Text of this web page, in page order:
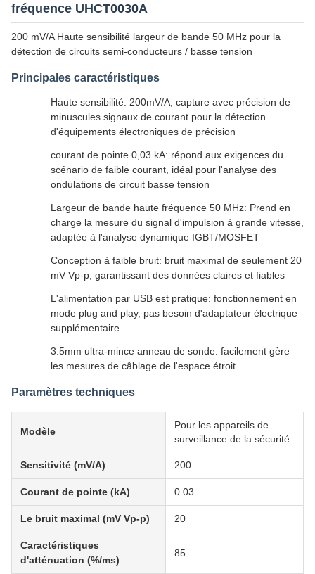
fréquence UHCT0030A
200 mV/A Haute sensibilité largeur de bande 50 MHz pour la
détection de circuits semi-conducteurs / basse tension
Principales caractéristiques
Haute sensibilité: 200mV/A, capture avec précision de
minuscules signaux de courant pour la détection
d'équipements électroniques de précision
courant de pointe 0,03 kA: répond aux exigences du
scénario de faible courant, idéal pour l'analyse des
ondulations de circuit basse tension
Largeur de bande haute fréquence 50 MHz: Prend en
charge la mesure du signal d'impulsion à grande vitesse,
adaptée à l'analyse dynamique IGBT/MOSFET
Conception à faible bruit: bruit maximal de seulement 20
mV Vp-p, garantissant des données claires et fiables
L'alimentation par USB est pratique: fonctionnement en
mode plug and play, pas besoin d'adaptateur électrique
supplémentaire
3.5mm ultra-mince anneau de sonde: facilement gère
les mesures de câblage de l'espace étroit
Paramètres techniques
Modèle
Pour les appareils de
surveillance de la sécurité
Sensitivité (mV/A) 200
Courant de pointe (kA) 0.03
Le bruit maximal (mV Vp-p) 20
Caractéristiques
d'atténuation (%/ms)
85